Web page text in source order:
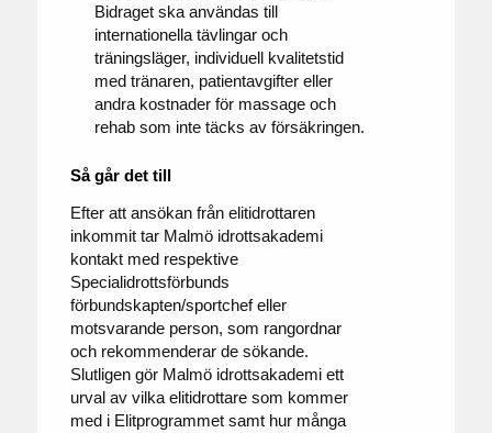
Bidraget ska användas till
internationella tävlingar och
träningsläger, individuell kvalitetstid
med tränaren, patientavgifter eller
andra kostnader för massage och
rehab som inte täcks av försäkringen.
Så går det till
Efter att ansökan från elitidrottaren
inkommit tar Malmö idrottsakademi
kontakt med respektive
Specialidrottsförbunds
förbundskapten/sportchef eller
motsvarande person, som rangordnar
och rekommenderar de sökande.
Slutligen gör Malmö idrottsakademi ett
urval av vilka elitidrottare som kommer
med i Elitprogrammet samt hur många